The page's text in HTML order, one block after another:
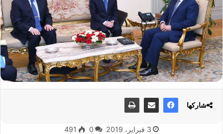
3 فبراير، 2019 0
491
شاركها